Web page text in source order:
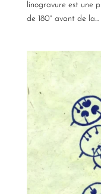
linogravure est une
de 180° avant de la...